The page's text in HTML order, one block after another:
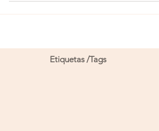
ZOOM SÁBADO 18 DE SEPTIEMBRE DE 9.00 A 12:30 HS
Formulario de Inscripción pincha aquí